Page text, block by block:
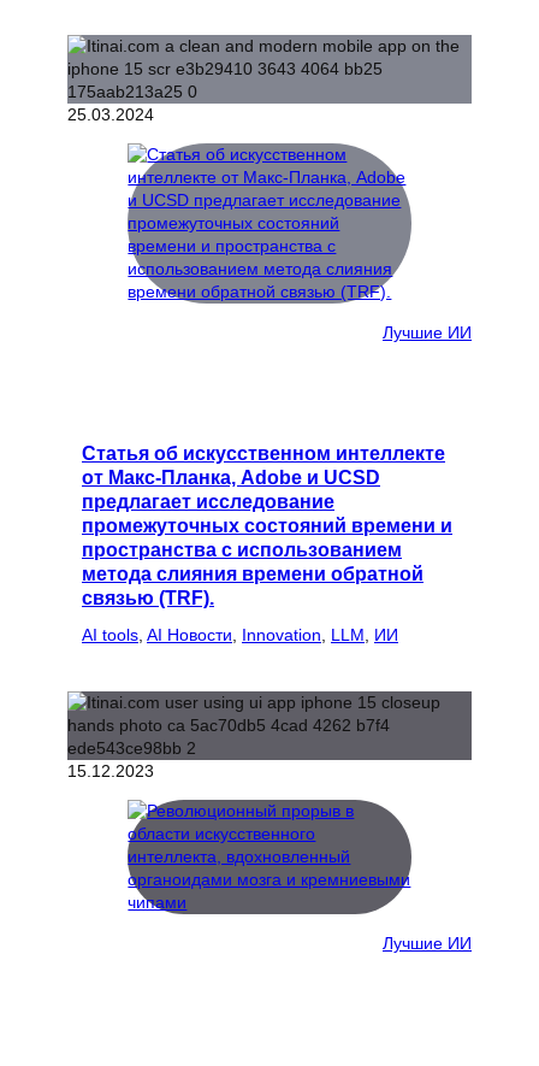
25.03.2024
Лучшие ИИ
Статья об искусственном интеллекте
от Макс-Планка, Adobe и UCSD
предлагает исследование
промежуточных состояний времени и
пространства с использованием
метода слияния времени обратной
связью (TRF).
AI tools AI Новости Innovation LLM ИИ
15.12.2023
Лучшие ИИ